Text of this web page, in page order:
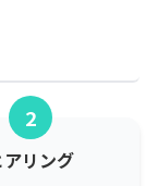
量の最大
系保護機
10〜15年
必要で
わせるこ
した電力
できる電
存しま
2
アリング